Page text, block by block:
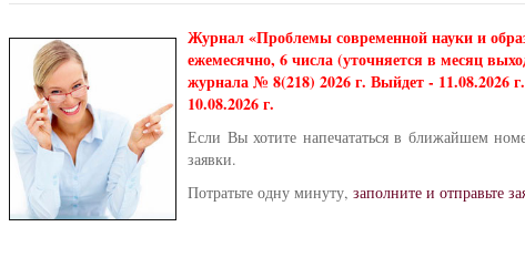
Журнал «Проблемы современной науки и
ежемесячно, 6 числа (уточняется в месяц
журнала № 8(218) 2026 г. Выйдет - 11.08.2026
10.08.2026 г.
Если Вы хотите напечататься в ближайшем
заявки.
Потратьте одну минуту, заполните и отправьте